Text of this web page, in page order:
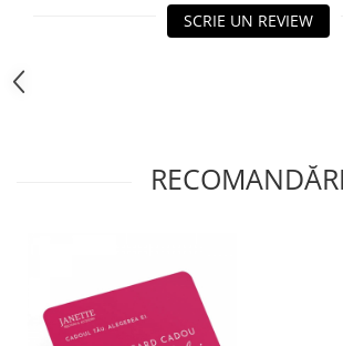
SCRIE UN REVIEW
RECOMANDĂRI